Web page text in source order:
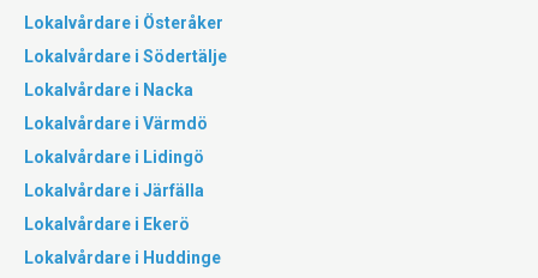
Lokalvårdare i Österåker
Lokalvårdare i Södertälje
Lokalvårdare i Nacka
Lokalvårdare i Värmdö
Lokalvårdare i Lidingö
Lokalvårdare i Järfälla
Lokalvårdare i Ekerö
Lokalvårdare i Huddinge